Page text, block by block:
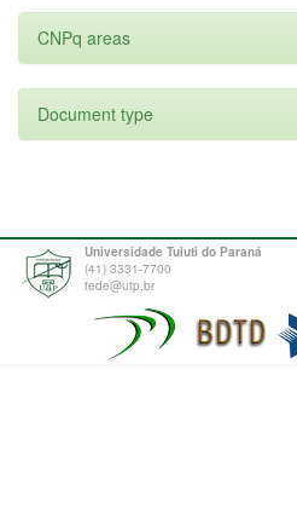
CNPq areas
Document type
Universidade Tuiuti do Paraná
(41) 3331-7700
tede@utp.br